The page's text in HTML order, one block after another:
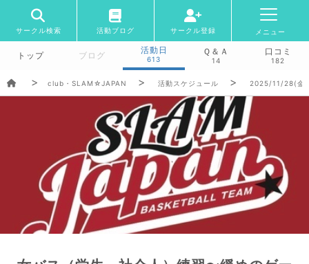
サークル検索 活動ブログ サークル登録 メニュー
トップ ブログ
活動日
613
Ｑ＆Ａ
14
口コミ
182
club・SLAM☆JAPAN 活動スケジュール 2025/11/28(金)